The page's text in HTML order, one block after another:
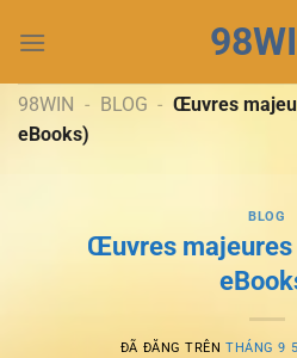
đến
dung98WIN - BLOG - Œuvres
eBooks)
BLOG
Œuvres majeures
ĐÃ ĐĂNG TRÊNTHÁNG 9